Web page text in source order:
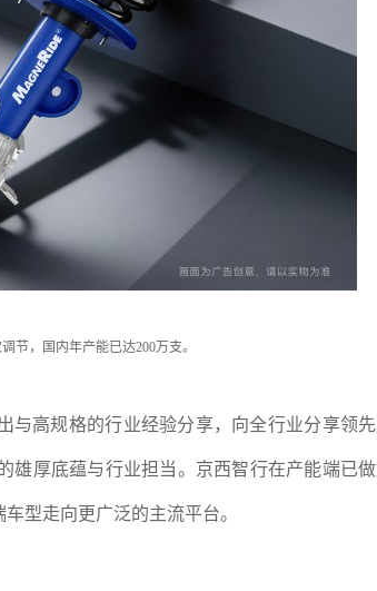
节，国内年产能已达200万支。
与高规格的行业经验分享，向全行业分享领
雄厚底蕴与行业担当。京西智行在产能端已
型走向更广泛的主流平台。